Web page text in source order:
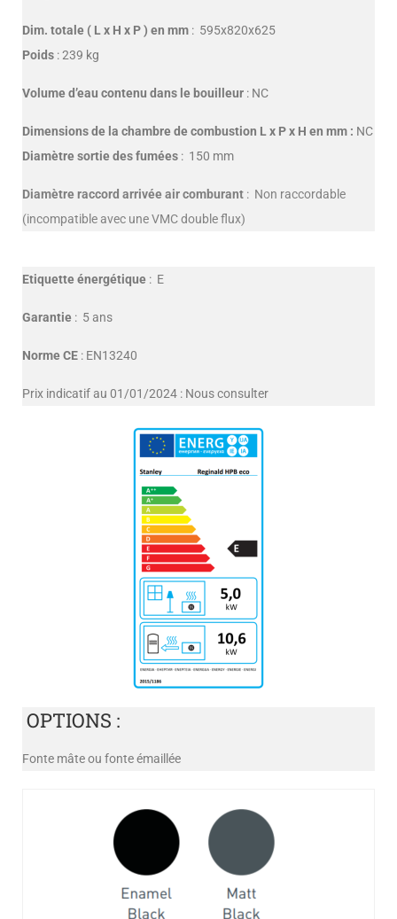
Dim. totale ( L x H x P ) en mm : 595x820x625
Poids : 239 kg
Volume d’eau contenu dans le bouilleur : NC
Dimensions de la chambre de combustion L x P x H en mm : NC
Diamètre sortie des fumées : 150 mm
Diamètre raccord arrivée air comburant : Non raccordable
(incompatible avec une VMC double flux)
Etiquette énergétique : E
Garantie : 5 ans
Norme CE : EN13240
Prix indicatif au 01/01/2024 : Nous consulter
OPTIONS :
Fonte mâte ou fonte émaillée